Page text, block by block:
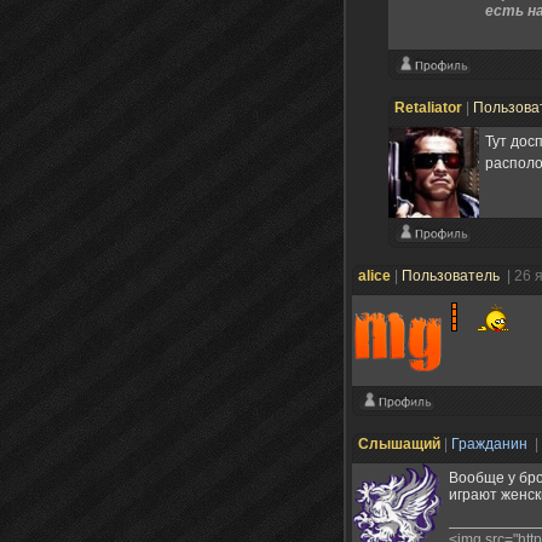
есть
Retaliator
Тут
alice Пользователь | 26
Слышащий Гражданин
Вообще у
играют